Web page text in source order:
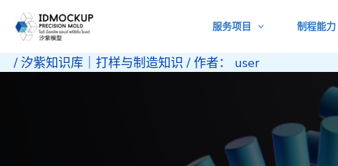
内
服务项目 制程能力
/汐紫知识库｜打样与制造知识 / 作者： user